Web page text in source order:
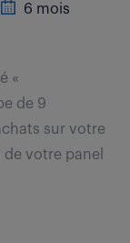
6 mois
«
de 9
sur votre
votre panel